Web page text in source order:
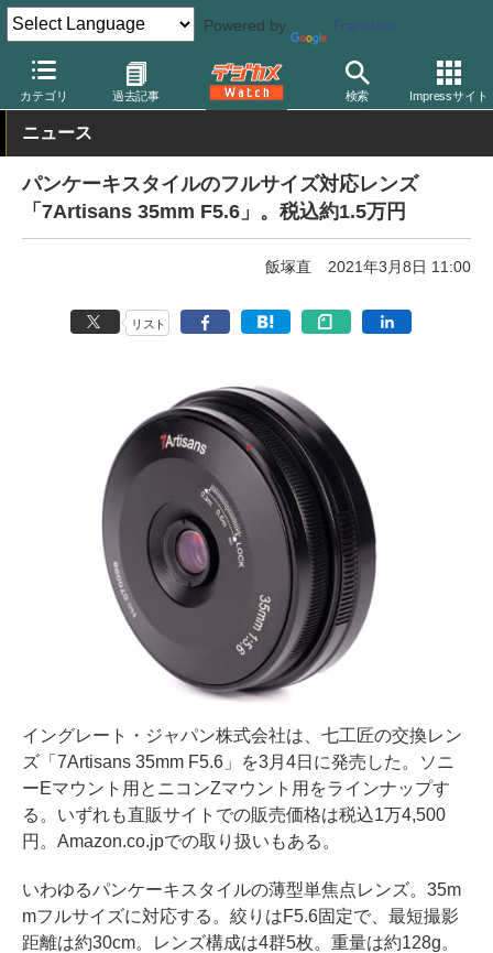
Powered by Translate
カテゴリ 過去記事 検索 Impressサイト
デジカメ Watch レンズ 交換レンズ その他
ニュース
パンケーキスタイルのフルサイズ対応レンズ
「7Artisans 35mm F5.6」。税込約1.5万円
飯塚直 2021年3月8日 11:00
リスト
イングレート・ジャパン株式会社は、七工匠の交換レン
ズ「7Artisans 35mm F5.6」を3月4日に発売した。ソニ
ーEマウント用とニコンZマウント用をラインナップす
る。いずれも直販サイトでの販売価格は税込1万4,500
円。Amazon.co.jpでの取り扱いもある。
いわゆるパンケーキスタイルの薄型単焦点レンズ。35m
mフルサイズに対応する。絞りはF5.6固定で、最短撮影
距離は約30cm。レンズ構成は4群5枚。重量は約128g。